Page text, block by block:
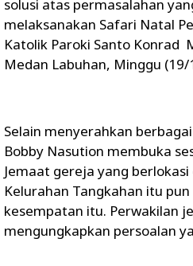
solusi atas permasalahan
melaksanakan Safari Natal
Katolik Paroki Santo Konrad
Medan Labuhan, Minggu (19/
Selain menyerahkan
Bobby Nasution membuka
Jemaat gereja yang berlokasi
Kelurahan Tangkahan itu
kesempatan itu. Perwakilan
mengungkapkan persoalan